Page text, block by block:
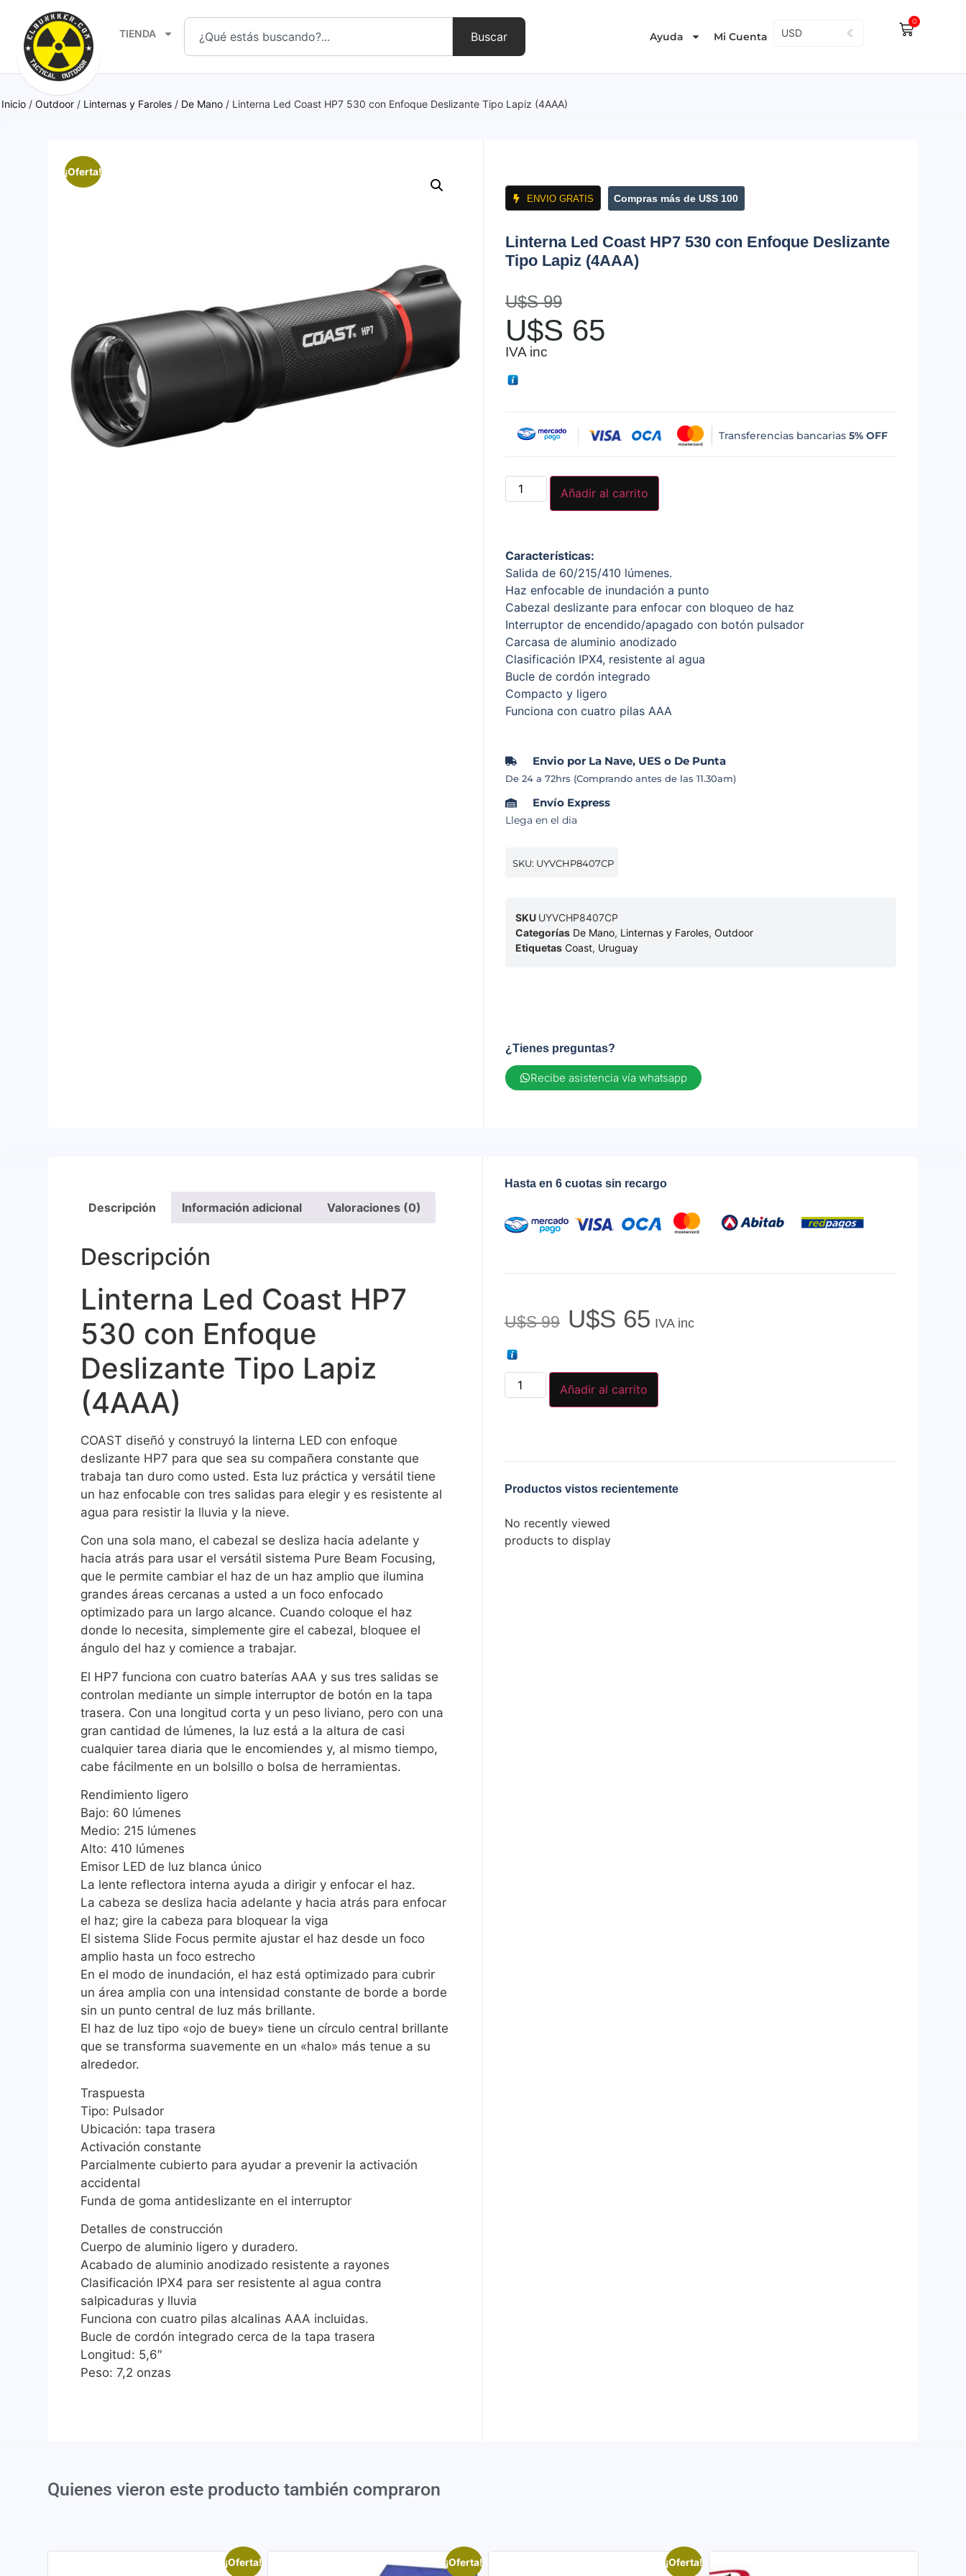
TIENDA Buscar Ayuda Mi Cuenta USD
0
Inicio / Outdoor / Linternas y Faroles / De Mano / Linterna Led Coast HP7 530 con Enfoque Deslizante Tipo Lapiz (4AAA)
¡Oferta!
ENVIO GRATIS Compras más de U$S 100
Linterna Led Coast HP7 530 con Enfoque Deslizante
Tipo Lapiz (4AAA)
U$S99
U$S 65
IVA inc
Transferencias bancarias 5% OFF
Añadir al carrito
Características:
Salida de 60/215/410 lúmenes.
Haz enfocable de inundación a punto
Cabezal deslizante para enfocar con bloqueo de haz
Interruptor de encendido/apagado con botón pulsador
Carcasa de aluminio anodizado
Clasificación IPX4, resistente al agua
Bucle de cordón integrado
Compacto y ligero
Funciona con cuatro pilas AAA
Envio por La Nave, UES o De Punta
De 24 a 72hrs (Comprando antes de las 11.30am)
Envío Express
Llega en el dia
SKU: UYVCHP8407CP
SKU UYVCHP8407CP
Categorías De Mano, Linternas y Faroles, Outdoor
Etiquetas Coast, Uruguay
¿Tienes preguntas?
Recibe asistencia vía whatsapp
Descripción Información adicional Valoraciones (0)
Descripción
Linterna Led Coast HP7
530 con Enfoque
Deslizante Tipo Lapiz
(4AAA)
COAST diseñó y construyó la linterna LED con enfoque
deslizante HP7 para que sea su compañera constante que
trabaja tan duro como usted. Esta luz práctica y versátil tiene
un haz enfocable con tres salidas para elegir y es resistente al
agua para resistir la lluvia y la nieve.
Con una sola mano, el cabezal se desliza hacia adelante y
hacia atrás para usar el versátil sistema Pure Beam Focusing,
que le permite cambiar el haz de un haz amplio que ilumina
grandes áreas cercanas a usted a un foco enfocado
optimizado para un largo alcance. Cuando coloque el haz
donde lo necesita, simplemente gire el cabezal, bloquee el
ángulo del haz y comience a trabajar.
El HP7 funciona con cuatro baterías AAA y sus tres salidas se
controlan mediante un simple interruptor de botón en la tapa
trasera. Con una longitud corta y un peso liviano, pero con una
gran cantidad de lúmenes, la luz está a la altura de casi
cualquier tarea diaria que le encomiendes y, al mismo tiempo,
cabe fácilmente en un bolsillo o bolsa de herramientas.
Rendimiento ligero
Bajo: 60 lúmenes
Medio: 215 lúmenes
Alto: 410 lúmenes
Emisor LED de luz blanca único
La lente reflectora interna ayuda a dirigir y enfocar el haz.
La cabeza se desliza hacia adelante y hacia atrás para enfocar
el haz; gire la cabeza para bloquear la viga
El sistema Slide Focus permite ajustar el haz desde un foco
amplio hasta un foco estrecho
En el modo de inundación, el haz está optimizado para cubrir
un área amplia con una intensidad constante de borde a borde
sin un punto central de luz más brillante.
El haz de luz tipo «ojo de buey» tiene un círculo central brillante
que se transforma suavemente en un «halo» más tenue a su
alrededor.
Traspuesta
Tipo: Pulsador
Ubicación: tapa trasera
Activación constante
Parcialmente cubierto para ayudar a prevenir la activación
accidental
Funda de goma antideslizante en el interruptor
Detalles de construcción
Cuerpo de aluminio ligero y duradero.
Acabado de aluminio anodizado resistente a rayones
Clasificación IPX4 para ser resistente al agua contra
salpicaduras y lluvia
Funciona con cuatro pilas alcalinas AAA incluidas.
Bucle de cordón integrado cerca de la tapa trasera
Longitud: 5,6″
Peso: 7,2 onzas
Hasta en 6 cuotas sin recargo
U$S99 U$S 65 IVA inc
Añadir al carrito
Productos vistos recientemente
No recently viewed
products to display
Quienes vieron este producto también compraron
¡Oferta! ¡Oferta! ¡Oferta!